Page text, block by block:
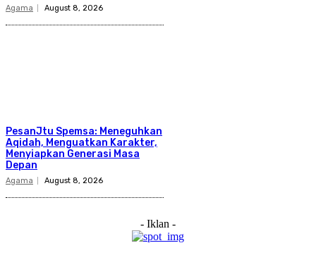
Agama August 8, 2026
PesanJtu Spemsa: Meneguhkan
Aqidah, Menguatkan Karakter,
Menyiapkan Generasi Masa
Depan
Agama August 8, 2026
- Iklan -